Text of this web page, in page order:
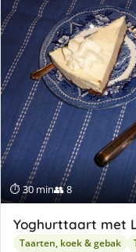
⏱ 30 min👥 8
Yoghurttaart met
Taarten, koek & gebak